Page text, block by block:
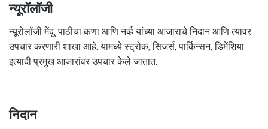
न्यूरॉलॉजी
न्यूरोलॉजी मेंदू, पाठीचा कणा आणि नर्व्ह यांच्या आजाराचे निदान आणि त्यावर
उपचार करणारी शाखा आहे. यामध्ये स्ट्रोक, सिजर्स, पार्किन्सन, डिमेंशिया
इत्यादी प्रमुख आजारांवर उपचार केले जातात.
निदान